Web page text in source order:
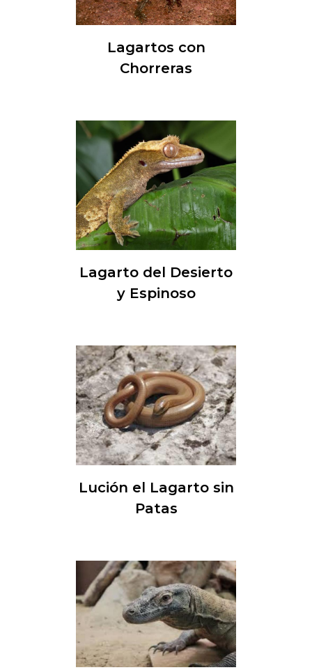
Lagartos con
Chorreras
Lagarto del Desierto
y Espinoso
Lución el Lagarto sin
Patas